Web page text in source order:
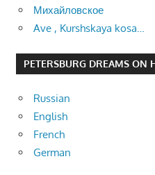
Михайловское
Ave , Kurshskaya kosa…
PETERSBURG DREAMS ON
Russian
English
French
German